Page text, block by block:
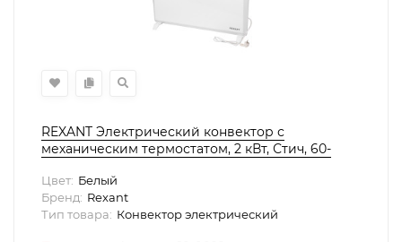
REXANT Электрический конвектор с
механическим термостатом, 2 кВт, Стич, 60-
Цвет: Белый
Бренд: Rexant
Тип товара: Конвектор электрический